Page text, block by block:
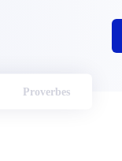
Proverbes